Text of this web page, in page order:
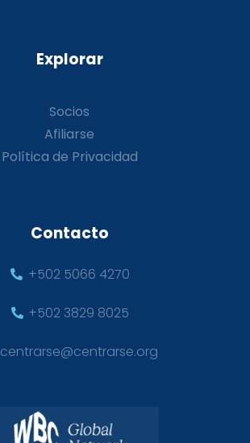
Explorar
Socios
Afiliarse
Política de Privacidad
Contacto
+502 5066 4270
+502 3829 8025
centrarse@centrarse.org